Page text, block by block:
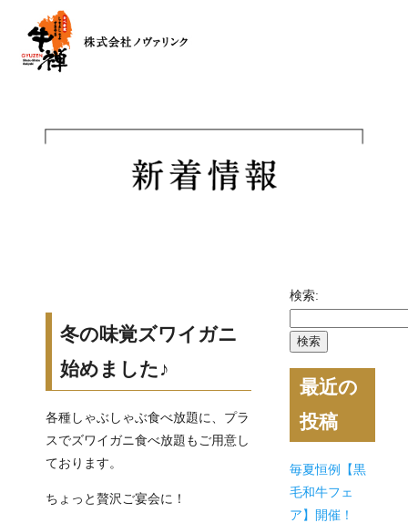
冬の味覚ズワイガニ
始めました♪
各種しゃぶしゃぶ食べ放題に、プラ
スでズワイガニ食べ放題もご用意し
ております。
ちょっと贅沢ご宴会に！
検索:
最近の
投稿
毎夏恒例【黒
毛和牛フェ
ア】開催！